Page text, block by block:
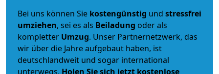
Bei uns können Sie kostengünstig und stressfrei
umziehen, sei es als Beiladung oder als
kompletter Umzug. Unser Partnernetzwerk, das
wir über die Jahre aufgebaut haben, ist
deutschlandweit und sogar international
unterwegs. Holen Sie sich jetzt kostenlose